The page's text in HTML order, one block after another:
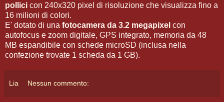
pollici con 240x320 pixel di risoluzione che visualizza fino a
16 milioni di colori.
E' dotato di una fotocamera da 3.2 megapixel con
autofocus e zoom digitale, GPS integrato, memoria da 48
MB espandibile con schede microSD (inclusa nella
confezione trovate 1 scheda da 1 GB).
Lia Nessun commento: